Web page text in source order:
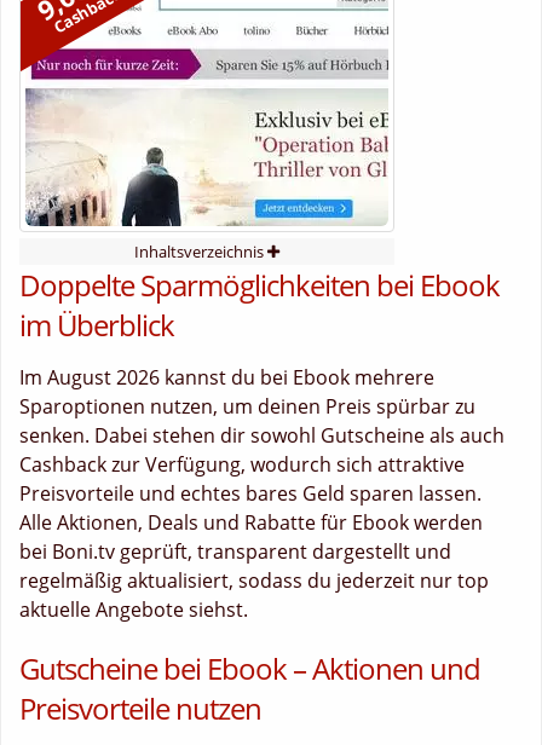
Inhaltsverzeichnis
Doppelte Sparmöglichkeiten bei Ebook
im Überblick
Im August 2026 kannst du bei Ebook mehrere
Sparoptionen nutzen, um deinen Preis spürbar zu
senken. Dabei stehen dir sowohl Gutscheine als auch
Cashback zur Verfügung, wodurch sich attraktive
Preisvorteile und echtes bares Geld sparen lassen.
Alle Aktionen, Deals und Rabatte für Ebook werden
bei Boni.tv geprüft, transparent dargestellt und
regelmäßig aktualisiert, sodass du jederzeit nur top
aktuelle Angebote siehst.
Gutscheine bei Ebook – Aktionen und
Preisvorteile nutzen